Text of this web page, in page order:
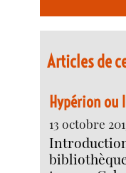
Articles de
Hypérion ou
13 octobre